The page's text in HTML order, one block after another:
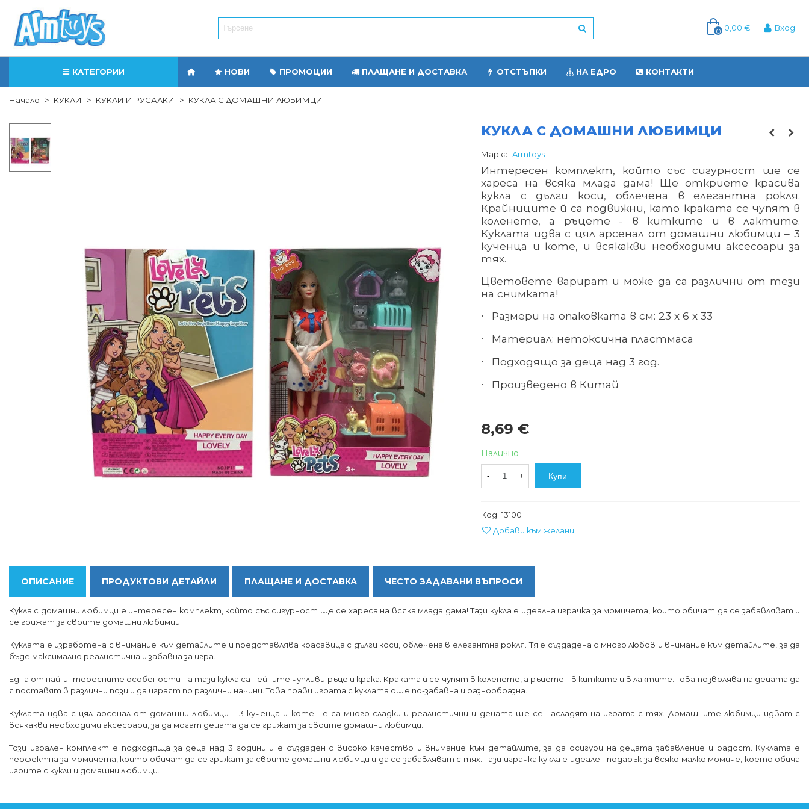
0 0,00 € Вход
КАТЕГОРИИ НОВИ ПРОМОЦИИ ПЛАЩАНЕ И ДОСТАВКА ОТСТЪПКИ НА ЕДРО КОНТАКТИ
Начало > КУКЛИ > КУКЛИ И РУСАЛКИ > КУКЛА С ДОМАШНИ ЛЮБИМЦИ
КУКЛА С ДОМАШНИ ЛЮБИМЦИ
Марка: Armtoys
Интересен комплект, който със сигурност ще се
хареса на всяка млада дама! Ще откриете красива
кукла с дълги коси, облечена в елегантна рокля.
Крайниците й са подвижни, като краката се чупят в
коленете, а ръцете - в китките и в лактите.
Куклата идва с цял арсенал от домашни любимци – 3
кученца и коте, и всякакви необходими аксесоари за
тях.
Цветовете варират и може да са различни от тези
на снимката!
· Размери на опаковката в см: 23 х 6 х 33
· Материал: нетоксична пластмаса
· Подходящо за деца над 3 год.
· Произведено в Китай
8,69 €
Налично
- + Купи
Код: 13100
Добави към желани
ОПИСАНИЕ ПРОДУКТОВИ ДЕТАЙЛИ ПЛАЩАНЕ И ДОСТАВКА ЧЕСТО ЗАДАВАНИ ВЪПРОСИ
Кукла с домашни любимци е интересен комплект, който със сигурност ще се хареса на всяка млада дама! Тази кукла е идеална играчка за момичета, които обичат да се забавляват и
се грижат за своите домашни любимци.
Куклата е изработена с внимание към детайлите и представлява красавица с дълги коси, облечена в елегантна рокля. Тя е създадена с много любов и внимание към детайлите, за да
бъде максимално реалистична и забавна за игра.
Една от най-интересните особености на тази кукла са нейните чупливи ръце и крака. Краката й се чупят в коленете, а ръцете - в китките и в лактите. Това позволява на децата да
я поставят в различни пози и да играят по различни начини. Това прави играта с куклата още по-забавна и разнообразна.
Куклата идва с цял арсенал от домашни любимци – 3 кученца и коте. Те са много сладки и реалистични и децата ще се насладят на играта с тях. Домашните любимци идват с
всякакви необходими аксесоари, за да могат децата да се грижат за своите домашни любимци.
Този игрален комплект е подходяща за деца над 3 години и е създаден с високо качество и внимание към детайлите, за да осигури на децата забавление и радост. Куклата е
перфектна за момичета, които обичат да се грижат за своите домашни любимци и да се забавляват с тях. Тази играчка кукла е идеален подарък за всяко малко момиче, което обича
игрите с кукли и домашни любимци.